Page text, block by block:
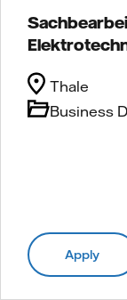
Business
Thale
Apply